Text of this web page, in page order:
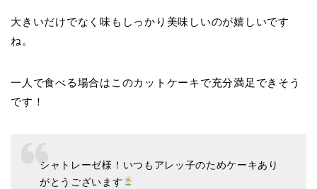
大きいだけでなく味もしっかり美味しいのが嬉しいです
ね。
一人で食べる場合はこのカットケーキで充分満足できそう
です！
シャトレーゼ様！いつもアレッ子のためケーキあり
がとうございます